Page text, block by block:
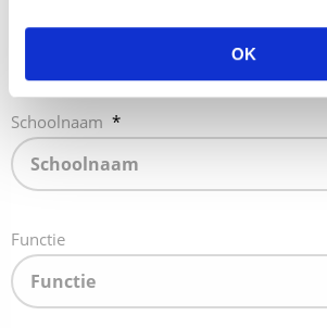
OK
Schoolnaam *
Functie